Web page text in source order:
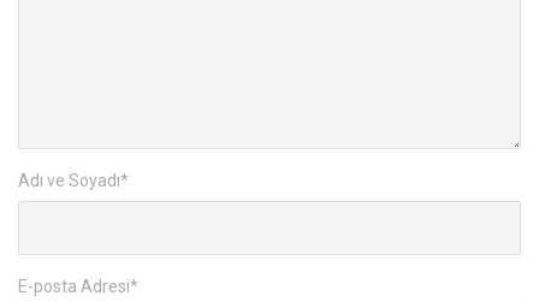
Adı ve Soyadı*
E-posta Adresi*